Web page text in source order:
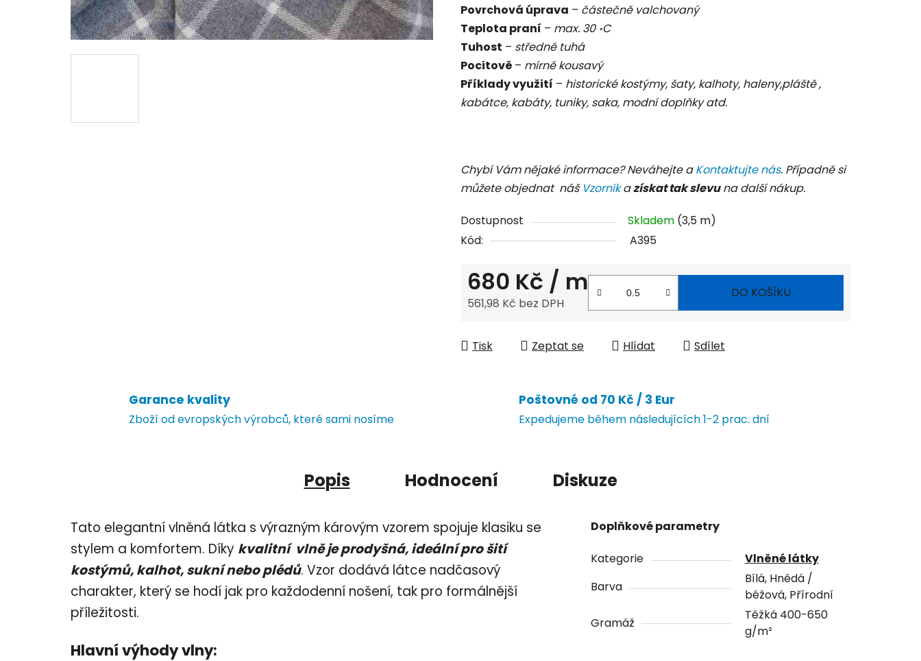
Povrchová úprava – částečně valchovaný
Teplota praní – max. 30 ॰C
Tuhost – středně tuhá
Pocitově – mírně kousavý
Příklady využití – historické kostýmy, šaty, kalhoty, haleny,pláště ,
kabátce, kabáty, tuniky, saka, modní doplňky atd.
Chybí Vám nějaké informace? Neváhejte aKontaktujte nás. Případně si
můžete objednat náš Vzorníkazískat tak slevuna další nákup.
Dostupnost Skladem (3,5 m)
Kód:
A395
680 Kč / m
561,98 Kč bez DPH
DO KOŠÍKU
Tisk Zeptat se Hlídat Sdílet
Garance kvality
Zboží od evropských výrobců, které sami nosíme
Poštovné od 70 Kč / 3 Eur
Expedujeme během následujících 1-2 prac. dní
Popis Hodnocení Diskuze
Tato elegantní vlněná látka s výrazným károvým vzorem spojuje klasiku se
stylem a komfortem. Díky kvalitní vlně je prodyšná, ideální pro šití
kostýmů, kalhot, sukní nebo plédů. Vzor dodává látce nadčasový
charakter, který se hodí jak pro každodenní nošení, tak pro formálnější
příležitosti.
Hlavní výhody vlny:
Doplňkové parametry
Kategorie
Vlněné látky
Barva
Bílá, Hnědá /
béžová, Přírodní
Gramáž
Těžká 400-650
g/m²